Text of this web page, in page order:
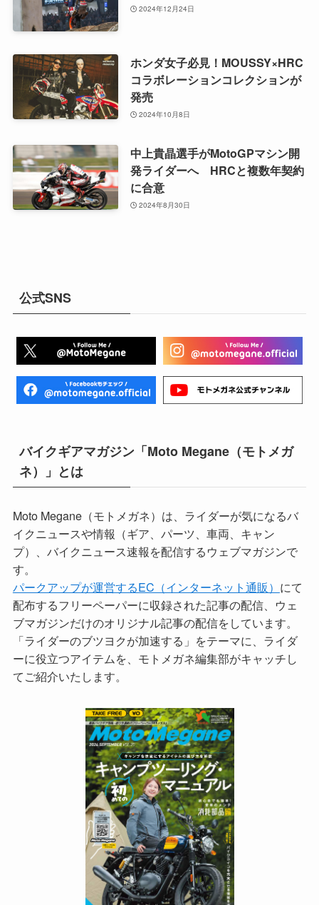
2024年12月24日
ホンダ女子必見！MOUSSY×HRC
コラボレーションコレクションが
発売
2024年10月8日
中上貴晶選手がMotoGPマシン開
発ライダーへ HRCと複数年契約
に合意
2024年8月30日
公式SNS
バイクギアマガジン「Moto Megane（モトメガ
ネ）」とは
Moto Megane（モトメガネ）は、ライダーが気になるバ
イクニュースや情報（ギア、パーツ、車両、キャン
プ）、バイクニュース速報を配信するウェブマガジンで
す。
パークアップが運営するEC（インターネット通販） にて
配布するフリーペーパーに収録された記事の配信、ウェ
ブマガジンだけのオリジナル記事の配信をしています。
「ライダーのブツヨクが加速する」をテーマに、ライダ
ーに役立つアイテムを、モトメガネ編集部がキャッチし
てご紹介いたします。